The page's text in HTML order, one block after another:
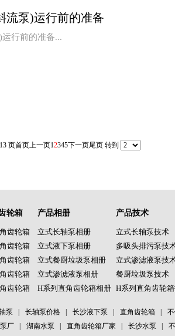
流泵)运行前的准备
行前的准备...
页首页上一页12345下一页尾页转到
轮箱
齿轮箱
齿轮箱
齿轮箱
齿轮箱
齿轮箱
产品相册
立式长轴泵相册
立式液下泵相册
立式餐厨垃圾泵相册
立式渗滤液泵相册
H系列直角齿轮箱相册
产品技术
立式长轴泵技术
多吸头排污泵技
立式渗滤液泵技
餐厨垃圾泵技术
H系列直角齿轮
泵 | 长轴泵价格 | 长沙液下泵 | 直角齿轮箱 |
厂 | 湖南水泵 | 直角齿轮箱厂家 | 长沙水泵 |